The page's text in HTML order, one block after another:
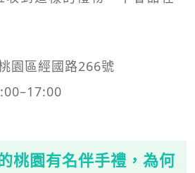
園區經國路266號
桃園有名伴手禮，為何